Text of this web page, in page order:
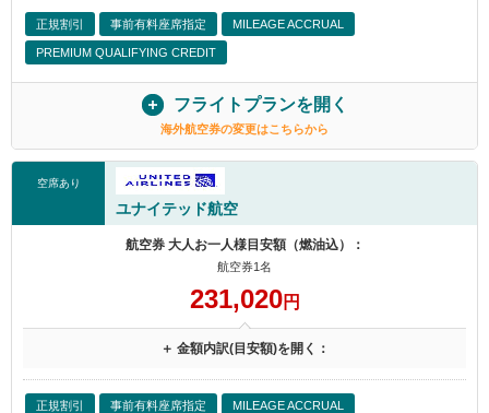
正規割引 事前有料座席指定 MILEAGE ACCRUAL
PREMIUM QUALIFYING CREDIT
フライトプランを開く
海外航空券の変更はこちらから
空席あり
ユナイテッド航空
航空券 大人お一人様目安額（燃油込）：
航空券1名
231,020円
＋ 金額内訳(目安額)を開く：
正規割引 事前有料座席指定 MILEAGE ACCRUAL